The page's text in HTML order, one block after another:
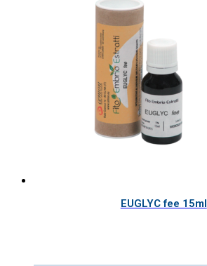
EUGLYC fee 15ml